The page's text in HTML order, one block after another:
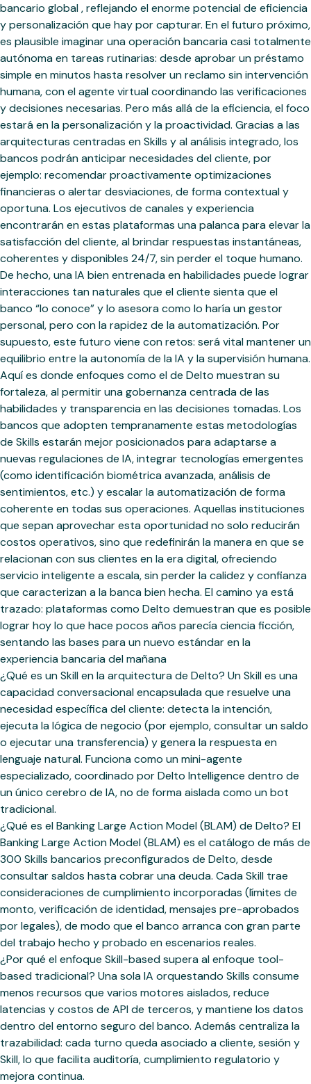
¿Qué es un Skill en la arquitectura de Delto? Un Skill es una
capacidad conversacional encapsulada que resuelve una
necesidad específica del cliente: detecta la intención,
ejecuta la lógica de negocio (por ejemplo, consultar un saldo
o ejecutar una transferencia) y genera la respuesta en
lenguaje natural. Funciona como un mini-agente
especializado, coordinado por Delto Intelligence dentro de
un único cerebro de IA, no de forma aislada como un bot
tradicional.
¿Qué es el Banking Large Action Model (BLAM) de Delto? El
Banking Large Action Model (BLAM) es el catálogo de más de
300 Skills bancarios preconfigurados de Delto, desde
consultar saldos hasta cobrar una deuda. Cada Skill trae
consideraciones de cumplimiento incorporadas (límites de
monto, verificación de identidad, mensajes pre-aprobados
por legales), de modo que el banco arranca con gran parte
del trabajo hecho y probado en escenarios reales.
¿Por qué el enfoque Skill-based supera al enfoque tool-
based tradicional? Una sola IA orquestando Skills consume
menos recursos que varios motores aislados, reduce
latencias y costos de API de terceros, y mantiene los datos
dentro del entorno seguro del banco. Además centraliza la
trazabilidad: cada turno queda asociado a cliente, sesión y
Skill, lo que facilita auditoría, cumplimiento regulatorio y
mejora continua.